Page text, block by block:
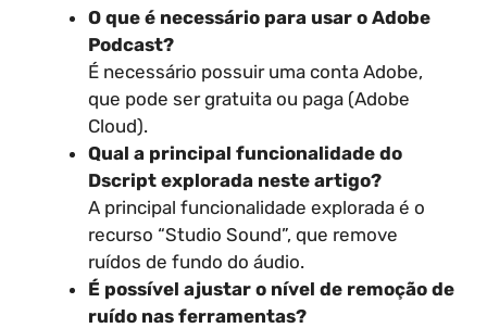
O que é necessário para usar o Adobe
Podcast?
É necessário possuir uma conta Adobe,
que pode ser gratuita ou paga (Adobe
Cloud).
Qual a principal funcionalidade do
Dscript explorada neste artigo?
A principal funcionalidade explorada é o
recurso “Studio Sound”, que remove
ruídos de fundo do áudio.
É possível ajustar o nível de remoção de
ruído nas ferramentas?